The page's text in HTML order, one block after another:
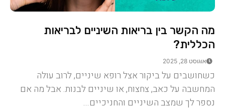
מה הקשר בין בריאות השיניים לבריאות
הכללית?
אוגוסט 28, 2025
כשחושבים על ביקור אצל רופא שיניים, לרוב עולה
המחשבה על כאב, צחצוח, או שיניים לבנות. אבל מה אם
נספר לך שמצב השיניים והחניכיים...